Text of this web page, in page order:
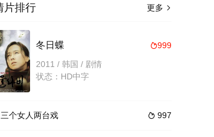
更多 
片排行
999
冬日蝶
2011 / 韩国 / 剧情
状态：HD中字
 997
三个女人两台戏